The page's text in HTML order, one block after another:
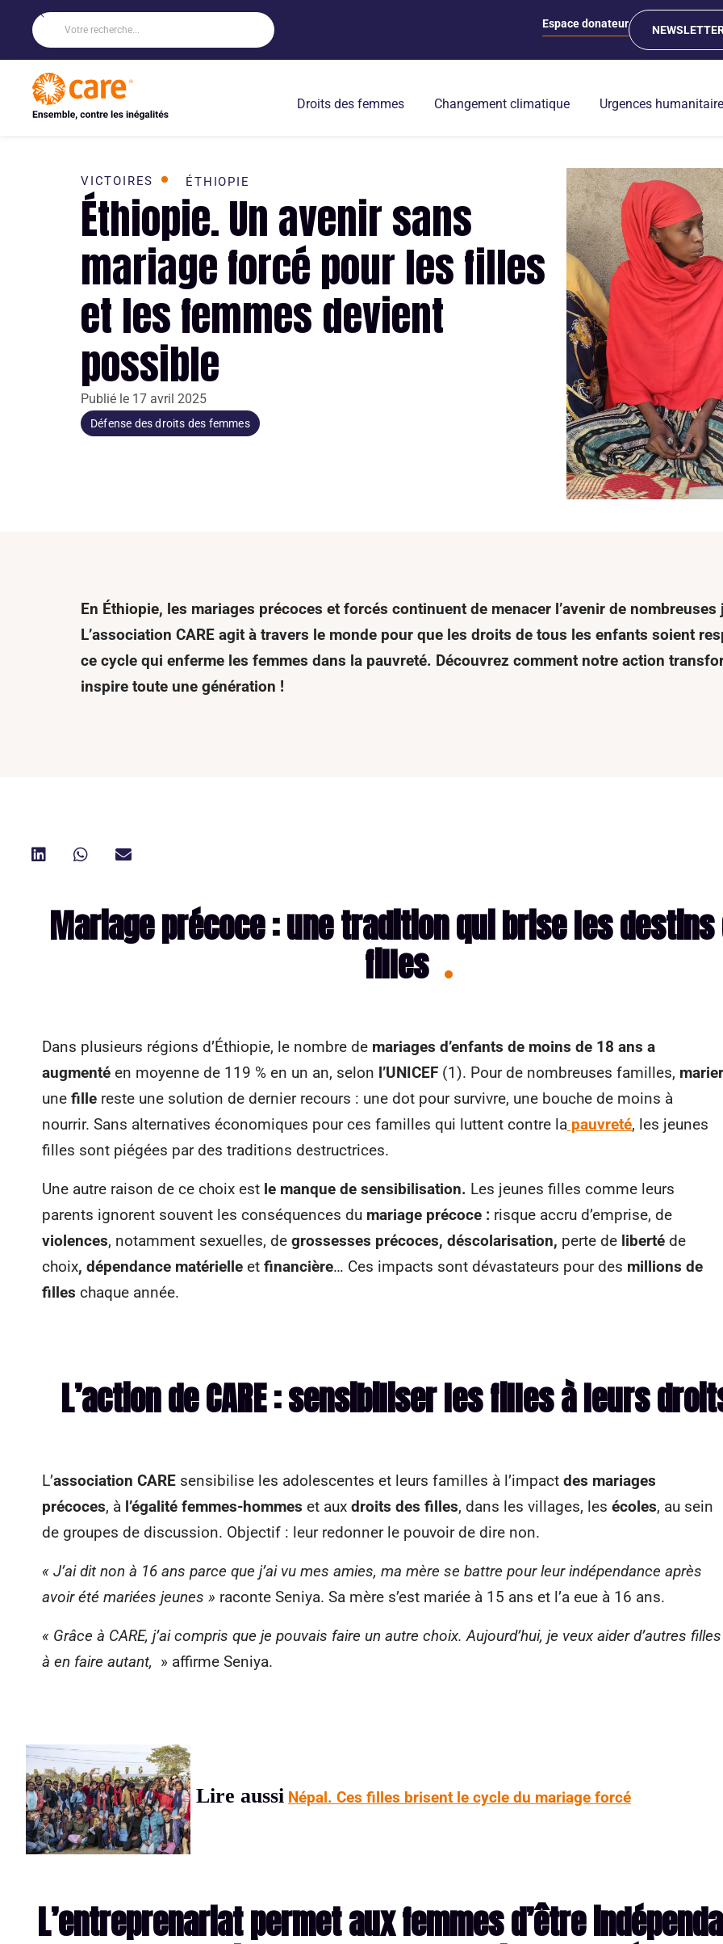
Espace donateur
Droits des femmes Changement climatique Urgences
VICTOIRES ÉTHIOPIE
Éthiopie. Un avenir sans
mariage forcé pour les filles
et les femmes devient
possible
Publié le 17 avril 2025
Défense des droits des femmes
En Éthiopie, les mariages précoces et forcés continuent de menacer l’avenir de
L’association CARE agit à travers le monde pour que les droits de tous les enfants soient
ce cycle qui enferme les femmes dans la pauvreté. Découvrez comment notre action
inspire toute une génération !
Mariage précoce : une tradition qui brise les destins
filles
Dans plusieurs régions d’Éthiopie, le nombre de mariages d’enfants de moins de 18 ans a
augmenté en moyenne de 119 % en un an, selon l’UNICEF (1). Pour de nombreuses familles, marier
une fille reste une solution de dernier recours : une dot pour survivre, une bouche de moins à
nourrir. Sans alternatives économiques pour ces familles qui luttent contre la pauvreté, les jeunes
filles sont piégées par des traditions destructrices.
Une autre raison de ce choix est le manque de sensibilisation. Les jeunes filles comme leurs
parents ignorent souvent les conséquences du mariage précoce : risque accru d’emprise, de
violences, notamment sexuelles, de grossesses précoces, déscolarisation, perte de liberté de
choix, dépendance matérielle et financière… Ces impacts sont dévastateurs pour des millions de
filles chaque année.
L’action de CARE : sensibiliser les filles à leurs
L’association CARE sensibilise les adolescentes et leurs familles à l’impact des mariages
précoces, à l’égalité femmes-hommes et aux droits des filles, dans les villages, les écoles, au sein
de groupes de discussion. Objectif : leur redonner le pouvoir de dire non.
« J’ai dit non à 16 ans parce que j’ai vu mes amies, ma mère se battre pour leur indépendance après
avoir été mariées jeunes » raconte Seniya. Sa mère s’est mariée à 15 ans et l’a eue à 16 ans.
« Grâce à CARE, j’ai compris que je pouvais faire un autre choix. Aujourd’hui, je veux aider d’autres filles
à en faire autant, » affirme Seniya.
Lire aussi Népal. Ces filles brisent le cycle du mariage forcé
L’entreprenariat permet aux femmes d’être